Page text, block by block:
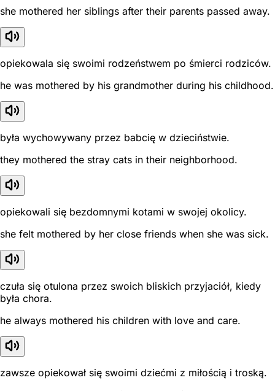
she mothered her siblings after their parents passed away.
opiekowala się swoimi rodzeństwem po śmierci rodziców.
he was mothered by his grandmother during his childhood.
była wychowywany przez babcię w dzieciństwie.
they mothered the stray cats in their neighborhood.
opiekowali się bezdomnymi kotami w swojej okolicy.
she felt mothered by her close friends when she was sick.
czuła się otulona przez swoich bliskich przyjaciół, kiedy
była chora.
he always mothered his children with love and care.
zawsze opiekował się swoimi dziećmi z miłością i troską.